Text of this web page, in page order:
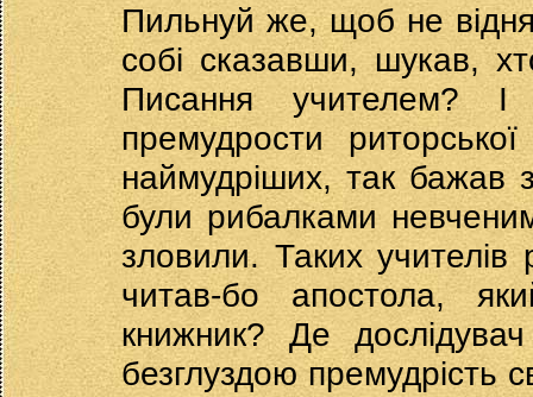
Пильнуй же, щоб не
собі сказавши, шукав,
Писання учителем?
премудрости
наймудріших, так бажав
були рибалками
зловили. Таких
читав-бо апостола,
книжник? Де
безглуздою премудрість